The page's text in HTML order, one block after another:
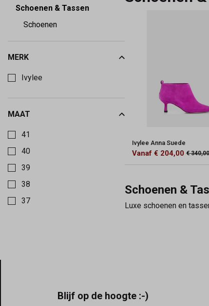
By
Maeve
Schoenen & Tassen
Schoenen
MERK
Ivylee
MAAT
41
40
39
38
37
Ivylee Anna Suede
Vanaf € 204,00 €
Schoenen &
Luxe schoenen en
Blijf op de hoogte :-)